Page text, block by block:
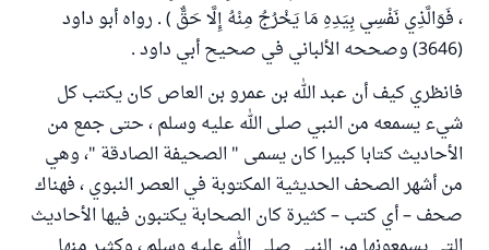
، فَوَالَّذِي نَفْسِي بِيَدِهِ مَا يَخْرُجُ مِنْهُ إِلَّا حَقٌّ ) . رواه أبو داود
(3646) وصححه الألباني في صحيح أبي داود .
فانظري كيف أن عبد الله بن عمرو بن العاص كان يكتب كل
شيء يسمعه من النبي صلى الله عليه وسلم ، حتى جمع من
الأحاديث كتابا كبيرا كان يسمى " الصحيفة الصادقة "، وهي
من أشهر الصحف الحديثية المكتوبة في العصر النبوي ، فهناك
صحف – أي كتب – كثيرة كان الصحابة يكتبون فيها الأحاديث